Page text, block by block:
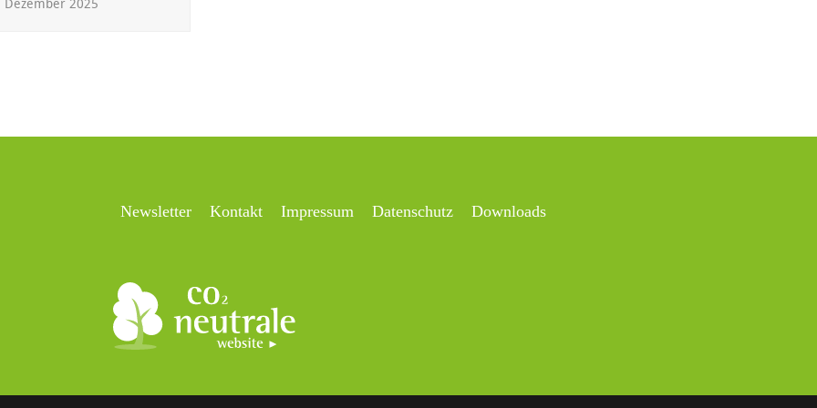
Newsletter Kontakt Impressum Datenschutz Downloads